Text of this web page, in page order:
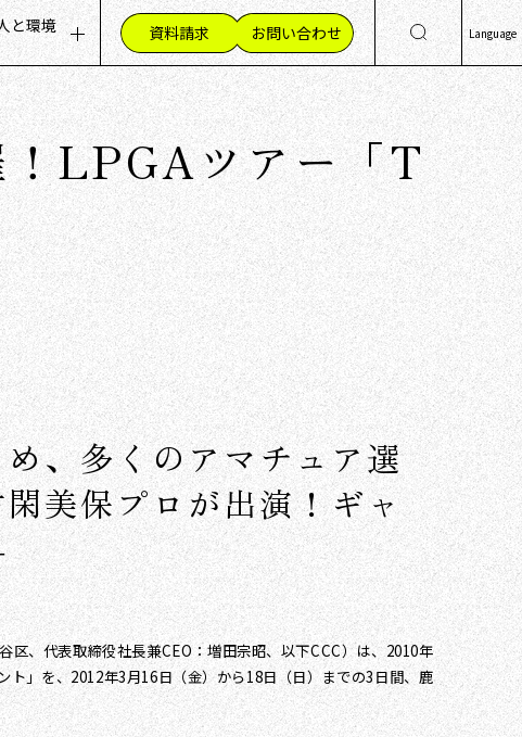
メッセージ
り組み
と環境
募集職種（採用情報）
人材への想い
働く環境
社員の声
資料請求 お問い合わせ Language
日
简
繁
LPGAツアー「T
、多くのアマチュア選
美保プロが出演！ギャ
、代表取締役社長兼CEO：増田宗昭、以下CCC）は、2010年
」を、2012年3月16日（金）から18日（日）までの3日間、鹿